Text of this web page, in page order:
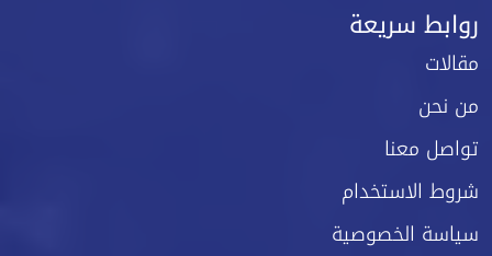
روابط سريعة
مقالات
من نحن
تواصل معنا
شروط الاستخدام
سياسة الخصوصية